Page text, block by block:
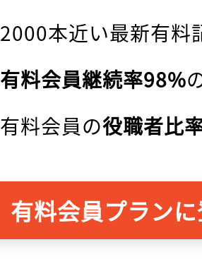
2000本近い最新有料
有料会員継続率98%
有料会員の役職者比
有料会員プラン